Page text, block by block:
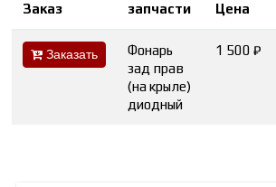
Заказ
запчасти
Цена
Заказать
Фонарь
зад прав
(на крыле)
диодный
1 500 ₽